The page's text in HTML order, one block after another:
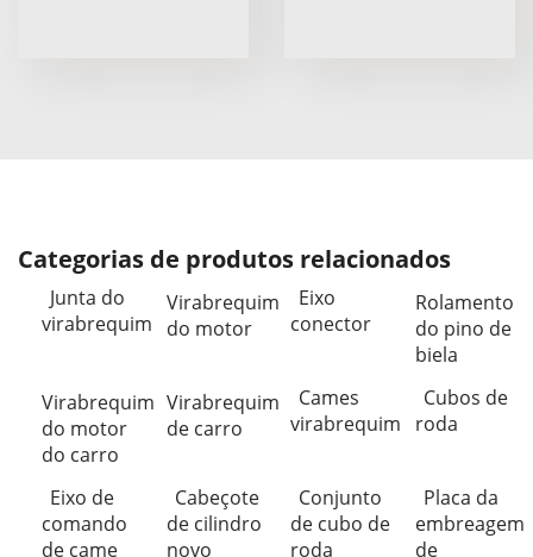
Categorias de produtos relacionados
Junta do
virabrequim
Virabrequim
do motor
Eixo
conector
Rolamento
do pino de
biela
Virabrequim
do motor
do carro
Virabrequim
de carro
Cames
virabrequim
Cubos de
roda
Eixo de
comando
de came
Cabeçote
de cilindro
novo
Conjunto
de cubo de
roda
Placa da
embreagem
de